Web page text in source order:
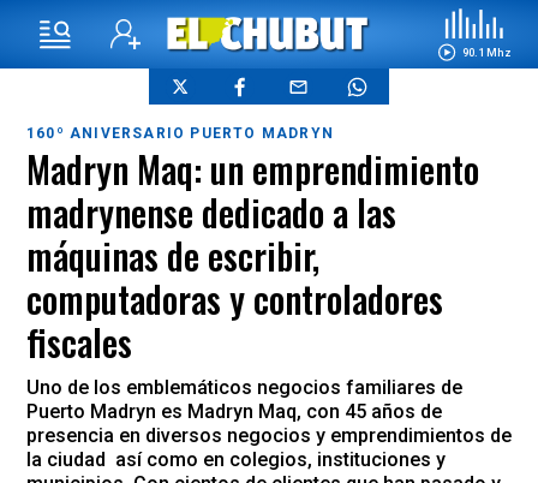
90.1 Mhz
160º ANIVERSARIO PUERTO MADRYN
Madryn Maq: un emprendimiento
madrynense dedicado a las
máquinas de escribir,
computadoras y controladores
fiscales
Uno de los emblemáticos negocios familiares de
Puerto Madryn es Madryn Maq, con 45 años de
presencia en diversos negocios y emprendimientos de
la ciudad así como en colegios, instituciones y